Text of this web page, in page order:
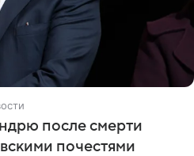
после смерти
почестями